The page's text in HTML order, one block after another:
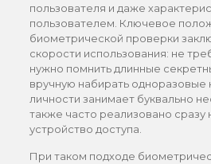
пользователя и даже
пользователем. Ключевое
биометрической проверки
скорости использования: не
нужно помнить длинные
вручную набирать одноразовые
личности занимает буквально
также часто реализовано сразу
устройство доступа.
При таком подходе